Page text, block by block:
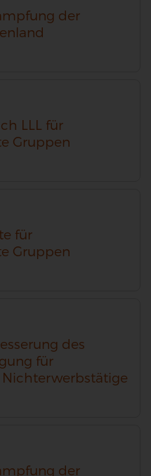
der
LLL für
Gruppen
für
Gruppen
des
für
der